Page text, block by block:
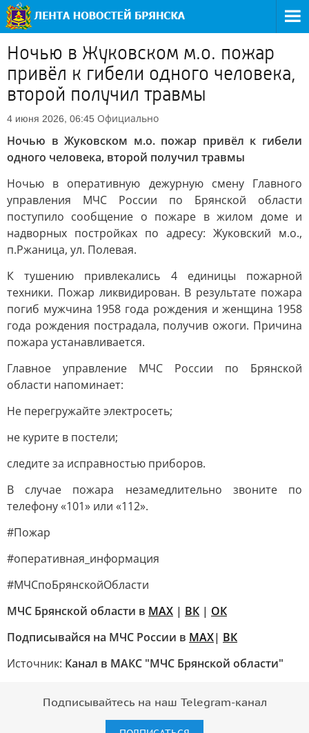
Ночью в Жуковском м.о. пожар
привёл к гибели одного человека,
второй получил травмы
4 июня 2026, 06:45 Официально
Ночью в Жуковском м.о. пожар привёл к гибели
одного человека, второй получил травмы
Ночью в оперативную дежурную смену Главного
управления МЧС России по Брянской области
поступило сообщение о пожаре в жилом доме и
надворных постройках по адресу: Жуковский м.о.,
п.Ржаница, ул. Полевая.
К тушению привлекались 4 единицы пожарной
техники. Пожар ликвидирован. В результате пожара
погиб мужчина 1958 года рождения и женщина 1958
года рождения пострадала, получив ожоги. Причина
пожара устанавливается.
Главное управление МЧС России по Брянской
области напоминает:
Не перегружайте электросеть;
не курите в постели;
следите за исправностью приборов.
В случае пожара незамедлительно звоните по
телефону «101» или «112».
#Пожар
#оперативная_информация
#МЧСпоБрянскойОбласти
МЧС Брянской области в МАХ | ВК | ОК
Подписывайся на МЧС России в MAX| ВК
Источник: Канал в МАКС "МЧС Брянской области"
Подписывайтесь на наш Telegram-канал